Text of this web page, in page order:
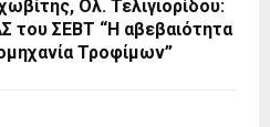
Ολ. Τελιγιορίδου:
του ΣΕΒΤ “Η αβεβαιότητα
Τροφίμων”